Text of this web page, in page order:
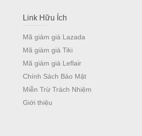
Link Hữu Ích
Mã giảm giá Lazada
Mã giảm giá Tiki
Mã giảm giá Leflair
Chính Sách Bảo Mật
Miễn Trừ Trách Nhiệm
Giới thiệu